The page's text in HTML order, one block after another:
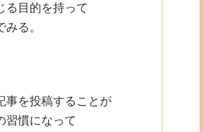
る目的を持って
る。
事を投稿することが
習慣になって